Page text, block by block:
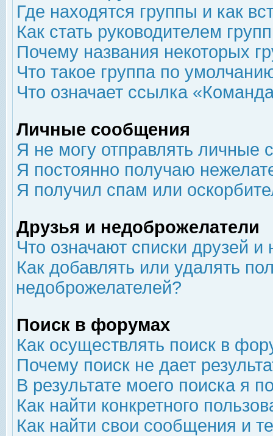
Где находятся группы и как
Как стать руководителем
Почему названия некоторых
Что такое группа по
Что означает ссылка
Личные сообщения
Я не могу отправлять личные
Я постоянно получаю
Я получил спам или
Друзья и недоброжелатели
Что означают списки друзей
Как добавлять или удалять
недоброжелателей?
Поиск в форумах
Как осуществлять поиск в
Почему поиск не дает
В результате моего поиска я
Как найти конкретного
Как найти свои сообщения и